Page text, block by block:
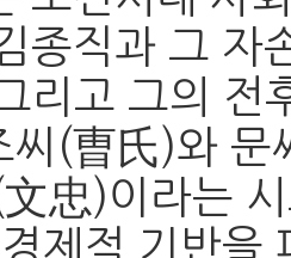
종직과 그 자
리고 그의 전
씨(曺氏)와
忠)이라는
제적 기반을